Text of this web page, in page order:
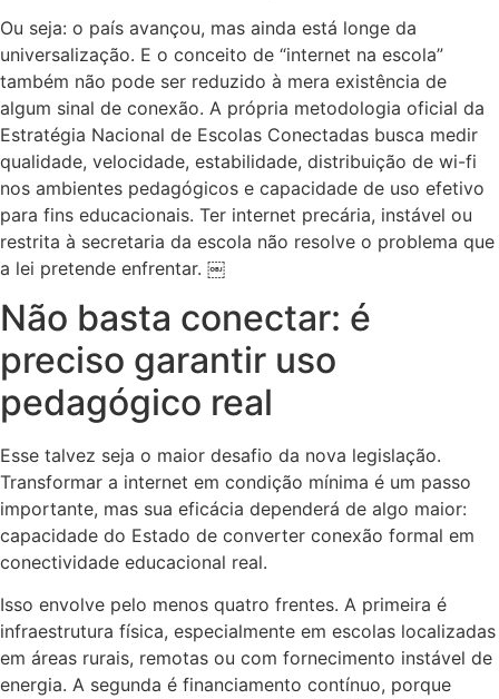
Ou seja: o país avançou, mas ainda está longe da
universalização. E o conceito de “internet na escola”
também não pode ser reduzido à mera existência de
algum sinal de conexão. A própria metodologia oficial da
Estratégia Nacional de Escolas Conectadas busca medir
qualidade, velocidade, estabilidade, distribuição de wi-fi
nos ambientes pedagógicos e capacidade de uso efetivo
para fins educacionais. Ter internet precária, instável ou
restrita à secretaria da escola não resolve o problema que
a lei pretende enfrentar. ￼
Não basta conectar: é
preciso garantir uso
pedagógico real
Esse talvez seja o maior desafio da nova legislação.
Transformar a internet em condição mínima é um passo
importante, mas sua eficácia dependerá de algo maior:
capacidade do Estado de converter conexão formal em
conectividade educacional real.
Isso envolve pelo menos quatro frentes. A primeira é
infraestrutura física, especialmente em escolas localizadas
em áreas rurais, remotas ou com fornecimento instável de
energia. A segunda é financiamento contínuo, porque